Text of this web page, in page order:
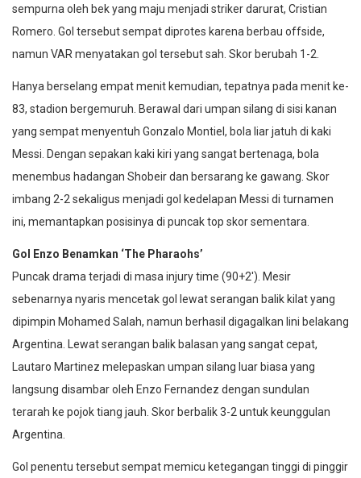
sempurna oleh bek yang maju menjadi striker darurat, Cristian
Romero. Gol tersebut sempat diprotes karena berbau offside,
namun VAR menyatakan gol tersebut sah. Skor berubah 1-2.
Hanya berselang empat menit kemudian, tepatnya pada menit ke-
83, stadion bergemuruh. Berawal dari umpan silang di sisi kanan
yang sempat menyentuh Gonzalo Montiel, bola liar jatuh di kaki
Messi. Dengan sepakan kaki kiri yang sangat bertenaga, bola
menembus hadangan Shobeir dan bersarang ke gawang. Skor
imbang 2-2 sekaligus menjadi gol kedelapan Messi di turnamen
ini, memantapkan posisinya di puncak top skor sementara.
Gol Enzo Benamkan ‘The Pharaohs’
Puncak drama terjadi di masa injury time (90+2′). Mesir
sebenarnya nyaris mencetak gol lewat serangan balik kilat yang
dipimpin Mohamed Salah, namun berhasil digagalkan lini belakang
Argentina. Lewat serangan balik balasan yang sangat cepat,
Lautaro Martinez melepaskan umpan silang luar biasa yang
langsung disambar oleh Enzo Fernandez dengan sundulan
terarah ke pojok tiang jauh. Skor berbalik 3-2 untuk keunggulan
Argentina.
Gol penentu tersebut sempat memicu ketegangan tinggi di pinggir